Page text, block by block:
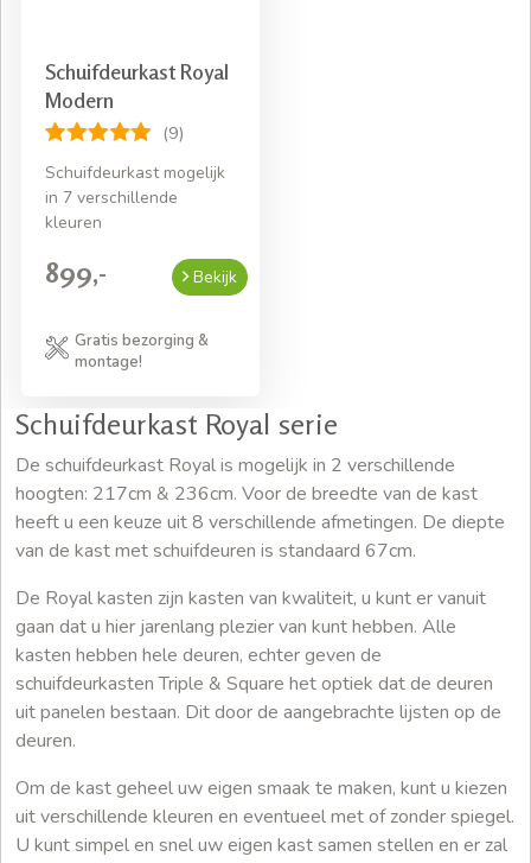
Schuifdeurkast Royal
Modern
(9)
Schuifdeurkast mogelijk
in 7 verschillende
kleuren
899,- Bekijk
Gratis bezorging &
montage!
Schuifdeurkast Royal serie
De schuifdeurkast Royal is mogelijk in 2 verschillende
hoogten: 217cm & 236cm. Voor de breedte van de kast
heeft u een keuze uit 8 verschillende afmetingen. De diepte
van de kast met schuifdeuren is standaard 67cm.
De Royal kasten zijn kasten van kwaliteit, u kunt er vanuit
gaan dat u hier jarenlang plezier van kunt hebben. Alle
kasten hebben hele deuren, echter geven de
schuifdeurkasten Triple & Square het optiek dat de deuren
uit panelen bestaan. Dit door de aangebrachte lijsten op de
deuren.
Om de kast geheel uw eigen smaak te maken, kunt u kiezen
uit verschillende kleuren en eventueel met of zonder spiegel.
U kunt simpel en snel uw eigen kast samen stellen en er zal